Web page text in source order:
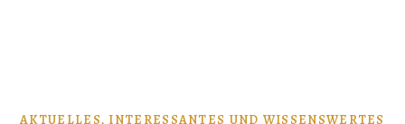
AKTUELLES, INTERESSANTES UND WISSENSWERTES